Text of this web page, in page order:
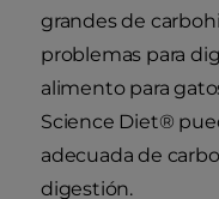
grandes de
problemas para
alimento para
Science Diet®
adecuada de
digestión.